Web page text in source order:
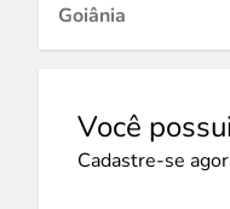
Goiânia
Você
Cadastre-se